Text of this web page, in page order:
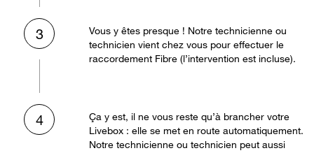
3
Vous y êtes presque ! Notre technicienne ou
technicien vient chez vous pour effectuer le
raccordement Fibre (l’intervention est incluse).
4
Ça y est, il ne vous reste qu’à brancher votre
Livebox : elle se met en route automatiquement.
Notre technicienne ou technicien peut aussi